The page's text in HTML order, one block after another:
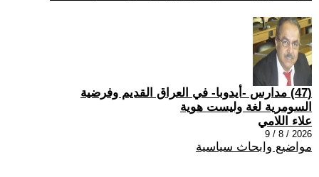
(47) مدارس -أيدوبا- في العراق القديم وفرضية
السومرية لغة وليست هوية
علاء اللامي
2026 / 8 / 9
مواضيع وابحاث سياسية